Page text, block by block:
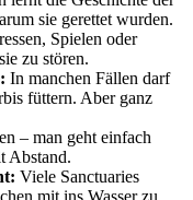
sie gerettet wurden.
Spielen oder
zu stören.
In manchen Fällen darf
füttern. Aber ganz
– man geht einfach
Abstand.
Viele Sanctuaries
mit ins Wasser zu